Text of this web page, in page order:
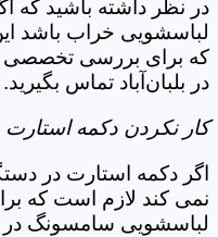
در نظر داشته باشید که
لباسشویی خراب باشد
که برای بررسی تخصصی
در بلبان‌آباد تماس بگیرید.
کار نکردن دکمه
اگر دکمه استارت در
نمی کند لازم است که
لباسشویی سامسونگ در